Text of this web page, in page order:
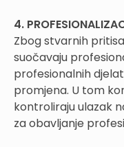
4.
Zbog stvarnih
suočavaju
profesionalnih
promjena. U tom
kontroliraju ulazak
za obavljanje